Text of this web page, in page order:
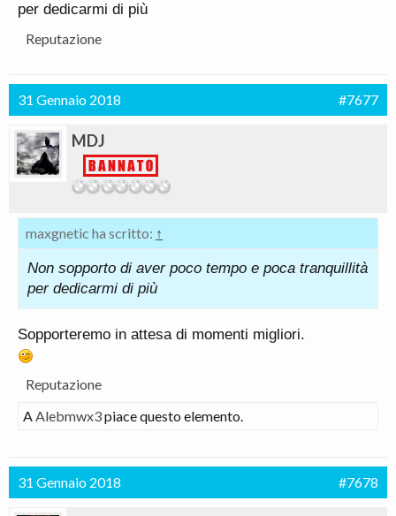
per dedicarmi di più
Reputazione
31 Gennaio 2018 #7677
MDJ
maxgnetic ha scritto: ↑
Non sopporto di aver poco tempo e poca tranquillità
per dedicarmi di più
Sopporteremo in attesa di momenti migliori.
Reputazione
AAlebmwx3piace questo elemento.
31 Gennaio 2018 #7678